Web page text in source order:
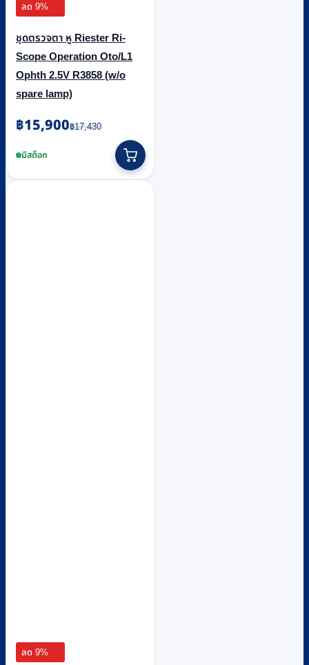
ลด 9%
ชุดตรวจตา หู Riester Ri-
Scope Operation Oto/L1
Ophth 2.5V R3858 (w/o
spare lamp)
฿17,430
Original
price
was:
฿15,900
Current
price
is:มีสต็อก
ลด 9%